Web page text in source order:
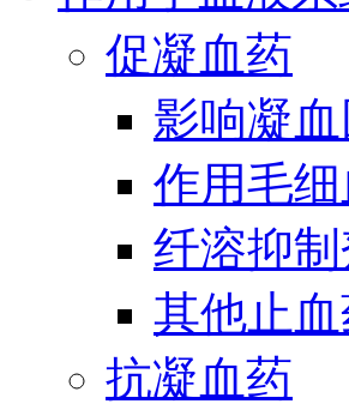
促凝血药
影响凝
作用毛
纤溶抑
其他止
抗凝血药